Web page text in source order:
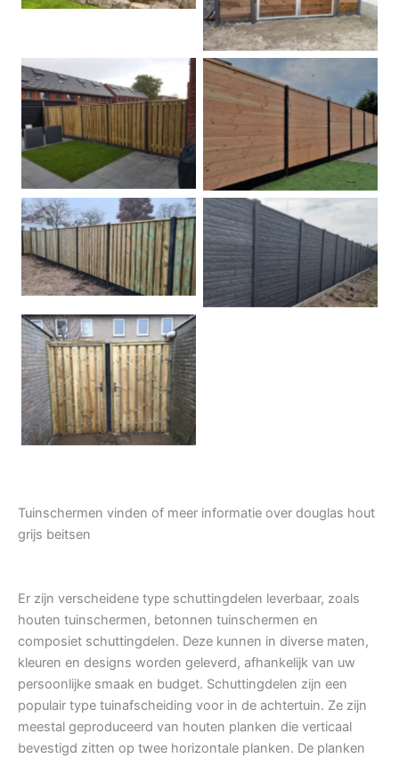
Betonpalen schutting Douglas
Hout beton schuttingen Rots motief antraciet
Tuindeur grenen
Tuinschermen vinden of meer informatie over douglas hout
grijs beitsen
Er zijn verscheidene type schuttingdelen leverbaar, zoals
houten tuinschermen, betonnen tuinschermen en
composiet schuttingdelen. Deze kunnen in diverse maten,
kleuren en designs worden geleverd, afhankelijk van uw
persoonlijke smaak en budget. Schuttingdelen zijn een
populair type tuinafscheiding voor in de achtertuin. Ze zijn
meestal geproduceerd van houten planken die verticaal
bevestigd zitten op twee horizontale planken. De planken